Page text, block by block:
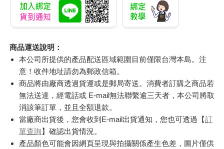
商品運送說明：
本公司所提供的產品配送區域範圍目前僅限台灣本島。注
意！收件地址請勿為郵政信箱。
商品將由廠商透過貨運或是郵局寄送。消費者訂購之商品若
無法送達，經電話或 E-mail無法聯繫逾三天者，本公司將取
消該筆訂單，並且全額退款。
當廠商出貨後，您會收到E-mail出貨通知，您也可透過【訂
單查詢】確認出貨情況。
產品顏色可能會因網頁呈現與拍攝關係產生色差，圖片僅供